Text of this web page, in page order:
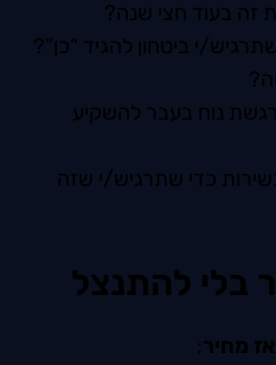
זה בעוד חצי שנה?
י ביטחון להגיד “כן”?
נוח בעבר להשקיע
כדי שתרגיש/י שזה
בלי להתנצל
מחיר: